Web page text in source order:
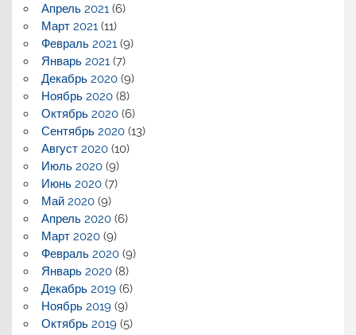
Апрель 2021(6)
Март 2021(11)
Февраль 2021(9)
Январь 2021(7)
Декабрь 2020(9)
Ноябрь 2020(8)
Октябрь 2020(6)
Сентябрь 2020(13)
Август 2020(10)
Июль 2020(9)
Июнь 2020(7)
Май 2020(9)
Апрель 2020(6)
Март 2020(9)
Февраль 2020(9)
Январь 2020(8)
Декабрь 2019(6)
Ноябрь 2019(9)
Октябрь 2019(5)